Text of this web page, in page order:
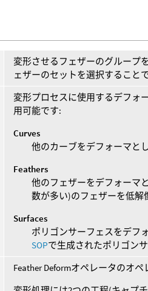
変形させるフェザーのグループ
ェザーのセットを選択すること
変形プロセスに使用するデフォ
用可能です:
Curves
他のカーブをデフォーマと
Feathers
他のフェザーをデフォーマ
数が多い)のフェザーを低
Surfaces
ポリゴンサーフェスをデフ
SOPで生成されたポリゴン
Feather Deformオペレータのオ